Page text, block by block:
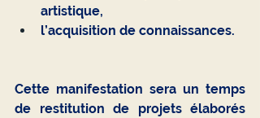
artistique,
l’acquisition de connaissances.
Cette manifestation sera un temps
de restitution de projets élaborés